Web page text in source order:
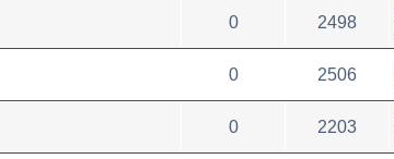
0 2498
0 2506
0 2203